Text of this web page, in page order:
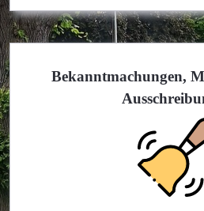
Bekanntmachungen,